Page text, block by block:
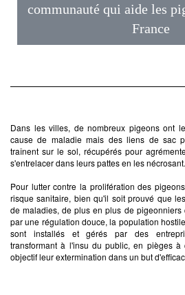
communauté qui aide les
France
Dans les villes, de nombreux pigeons ont
cause de maladie mais des liens de sac
traînent sur le sol, récupérés pour
s'entrelacer dans leurs pattes en les nécrosant.
Pour lutter contre la prolifération des
risque sanitaire, bien qu'il soit prouvé que
de maladies, de plus en plus de pigeonniers
par une régulation douce, la population
sont installés et gérés par des
transformant à l'insu du public, en pièges à
objectif leur extermination dans un but